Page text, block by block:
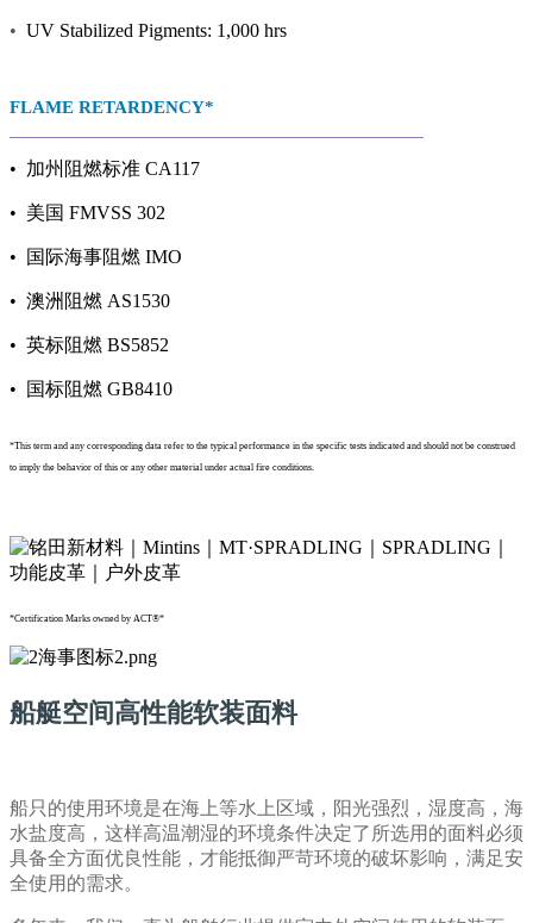
• UV Stabilized Pigments: 1,000 hrs
FLAME RETARDENCY*
• 加州阻燃标准 CA117
• 美国 FMVSS 302
• 国际海事阻燃 IMO
• 澳洲阻燃 AS1530
• 英标阻燃 BS5852
• 国标阻燃 GB8410
*This term and any corresponding data refer to the typical performance in the specific tests indicated and should not be construed
to imply the behavior of this or any other material under actual fire conditions.
*Certification Marks owned by ACT®*
船艇空间高性能软装面料
船只的使用环境是在海上等水上区域，阳光强烈，湿度高，海
水盐度高，这样高温潮湿的环境条件决定了所选用的面料必须
具备全方面优良性能，才能抵御严苛环境的破坏影响，满足安
全使用的需求。